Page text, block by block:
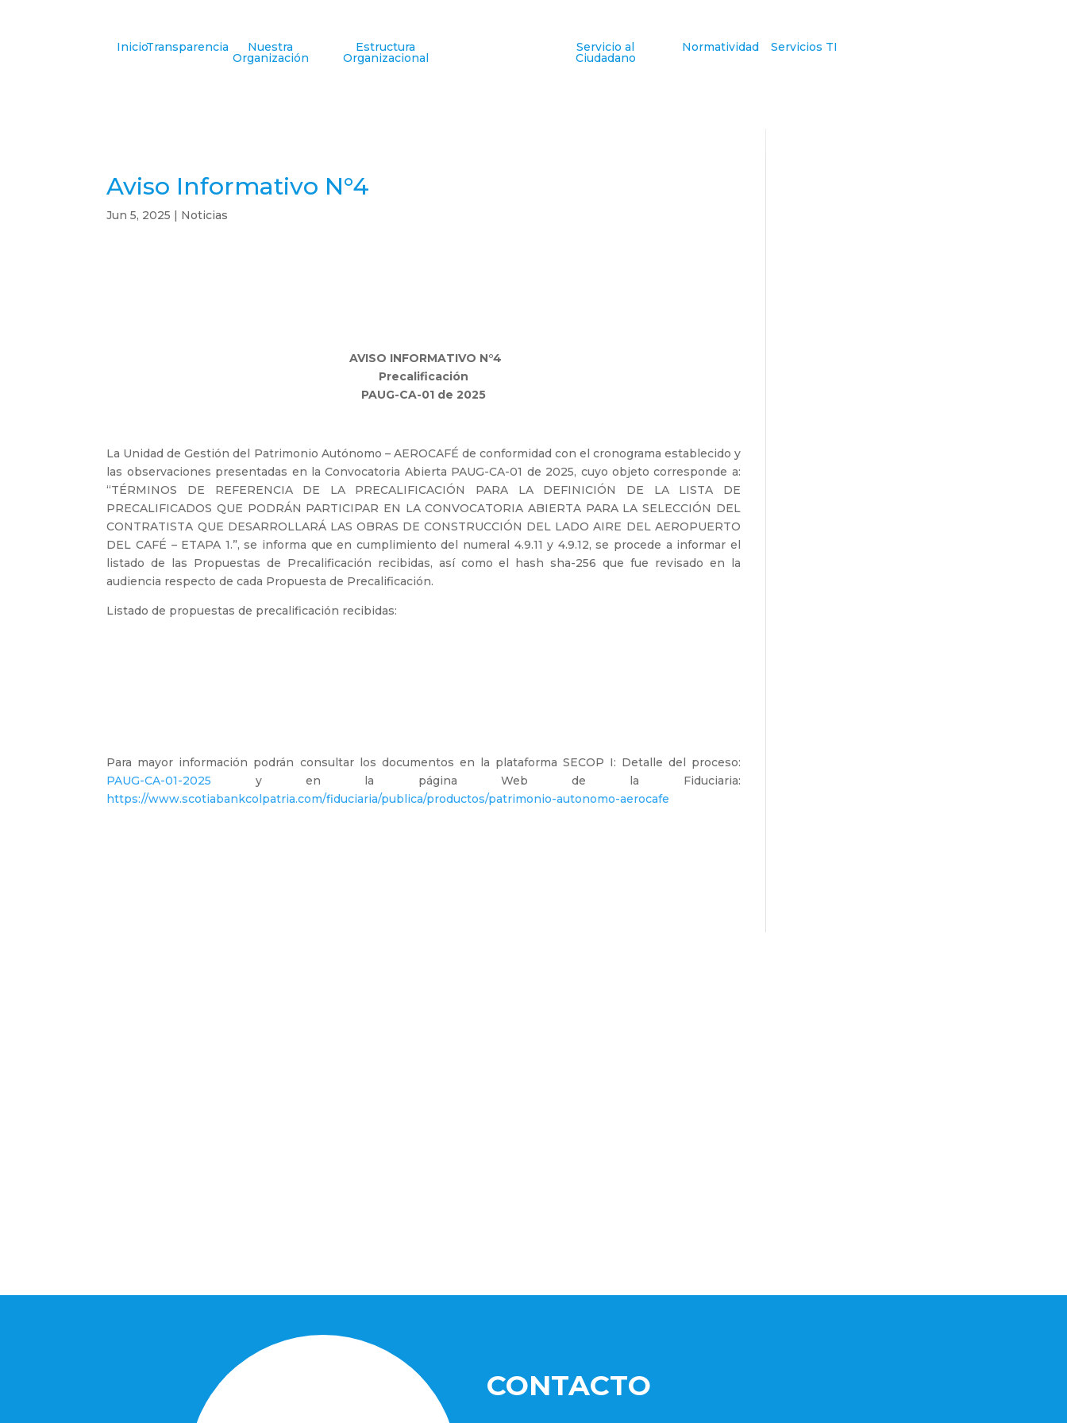
InicioTransparencia Nuestra
Organización
Estructura
Organizacional
Servicio al
Ciudadano
Normatividad Servicios TI
Aviso Informativo N°4
Jun 5, 2025 | Noticias
AVISO INFORMATIVO N°4
Precalificación
PAUG-CA-01 de 2025
La Unidad de Gestión del Patrimonio Autónomo – AEROCAFÉ de conformidad con el cronograma establecido y
las observaciones presentadas en la Convocatoria Abierta PAUG-CA-01 de 2025, cuyo objeto corresponde a:
“TÉRMINOS DE REFERENCIA DE LA PRECALIFICACIÓN PARA LA DEFINICIÓN DE LA LISTA DE
PRECALIFICADOS QUE PODRÁN PARTICIPAR EN LA CONVOCATORIA ABIERTA PARA LA SELECCIÓN DEL
CONTRATISTA QUE DESARROLLARÁ LAS OBRAS DE CONSTRUCCIÓN DEL LADO AIRE DEL AEROPUERTO
DEL CAFÉ – ETAPA 1.”, se informa que en cumplimiento del numeral 4.9.11 y 4.9.12, se procede a informar el
listado de las Propuestas de Precalificación recibidas, así como el hash sha-256 que fue revisado en la
audiencia respecto de cada Propuesta de Precalificación.
Listado de propuestas de precalificación recibidas:
Para mayor información podrán consultar los documentos en la plataforma SECOP I: Detalle del proceso:
PAUG-CA-01-2025 y en la página Web de la Fiduciaria:
https://www.scotiabankcolpatria.com/fiduciaria/publica/productos/patrimonio-autonomo-aerocafe
CONTACTO